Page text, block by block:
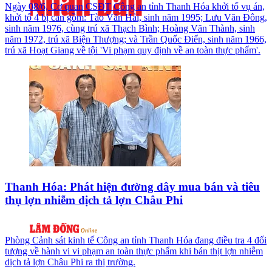
Ngày 08/6, Cơ quan CSĐT Công an tỉnh Thanh Hóa khởi tố vụ án,
khởi tố 4 bị can gồm: Tào Văn Hải, sinh năm 1995; Lưu Văn Đông,
sinh năm 1976, cùng trú xã Thạch Bình; Hoàng Văn Thành, sinh
năm 1972, trú xã Biện Thượng; và Trần Quốc Điển, sinh năm 1966,
trú xã Hoạt Giang về tội 'Vi phạm quy định về an toàn thực phẩm'.
Thanh Hóa: Phát hiện đường dây mua bán và tiêu
thụ lợn nhiễm dịch tả lợn Châu Phi
Phòng Cảnh sát kinh tế Công an tỉnh Thanh Hóa đang điều tra 4 đối
tượng về hành vi vi phạm an toàn thực phẩm khi bán thịt lợn nhiễm
dịch tả lợn Châu Phi ra thị trường.